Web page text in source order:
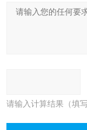
请输入计算结果（填